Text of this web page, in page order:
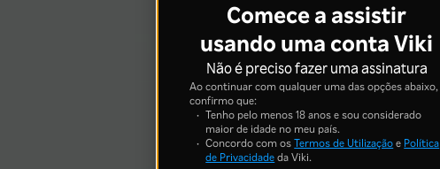
Comece a assistir
usando uma conta Viki
Não é preciso fazer uma assinatura
Ao continuar com qualquer uma das opções abaixo,
confirmo que:
Tenho pelo menos 18 anos e sou considerado
maior de idade no meu país.
Concordo com osTermos de Utilizaçãoe Política
de Privacidadeda Viki.